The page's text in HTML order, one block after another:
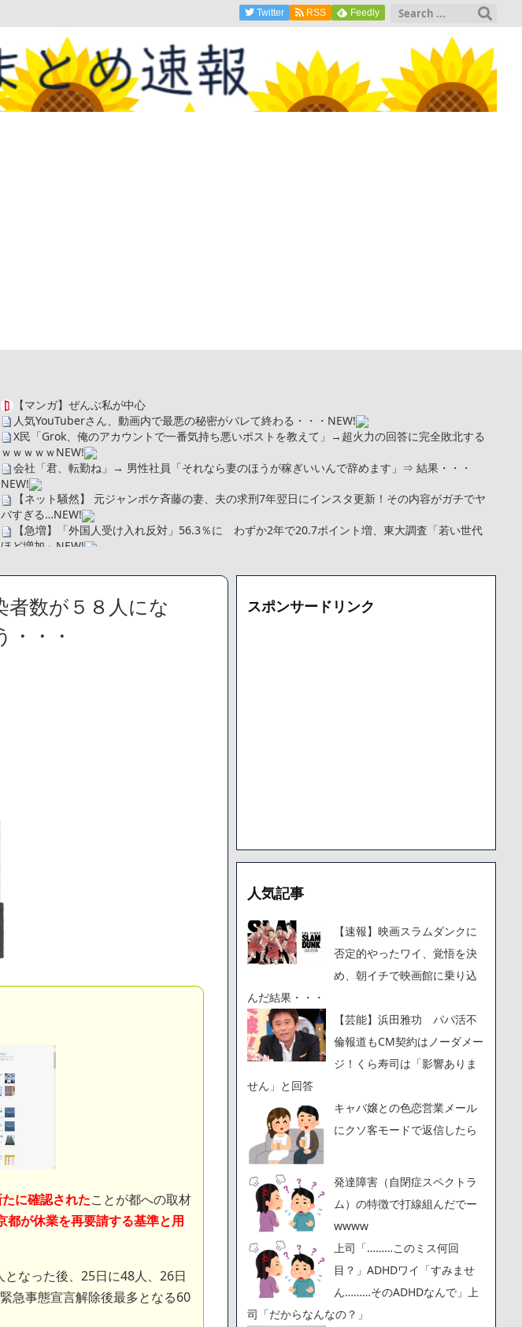
Twitter RSS Feedly
【マンガ】ぜんぶ私が中心
人気YouTuberさん、動画内で最悪の秘密がバレて終わる・・・ NEW!
X民「Grok、俺のアカウントで一番気持ち悪いポストを教えて」→超火力の回答に完全敗北する
ｗｗｗｗｗNEW!
会社「君、転勤ね」→ 男性社員「それなら妻のほうが稼ぎいいんで辞めます」⇒ 結果・・・
NEW!
【ネット騒然】 元ジャンポケ斉藤の妻、夫の求刑7年翌日にインスタ更新！その内容がガチでヤ
バすぎる…NEW!
【急増】「外国人受け入れ反対」56.3％に わずか2年で20.7ポイント増、東大調査「若い世代
ほど増加」 NEW!
【画像】身長155cm・体重36kg・ウエスト51cmのスレンダー美少女がAVデビュ－ｗwwww
広末涼子さん、正気に戻ってしまい絶望する・・・「アカン、キャリアがすべて終わった」
一人称が「ボキ」ではなく「俺」となっており、本人ではないとの憶測が広がる
者数が５８人にな
・・
に確認されたことが都への取材
都が休業を再要請する基準と用
なった後、25日に48人、26日
急事態宣言解除後最多となる60
スポンサードリンク
人気記事
【速報】映画スラムダンクに
否定的やったワイ、覚悟を決
め、朝イチで映画館に乗り込
んだ結果・・・
【芸能】浜田雅功 パパ活不
倫報道もCM契約はノーダメー
ジ！くら寿司は「影響ありま
せん」と回答
キャバ嬢との色恋営業メール
にクソ客モードで返信したら
発達障害（自閉症スペクトラ
ム）の特徴で打線組んだでー
wwww
上司「………このミス何回
目？」ADHDワイ「すみませ
ん………そのADHDなんで」上
司「だからなんなの？」